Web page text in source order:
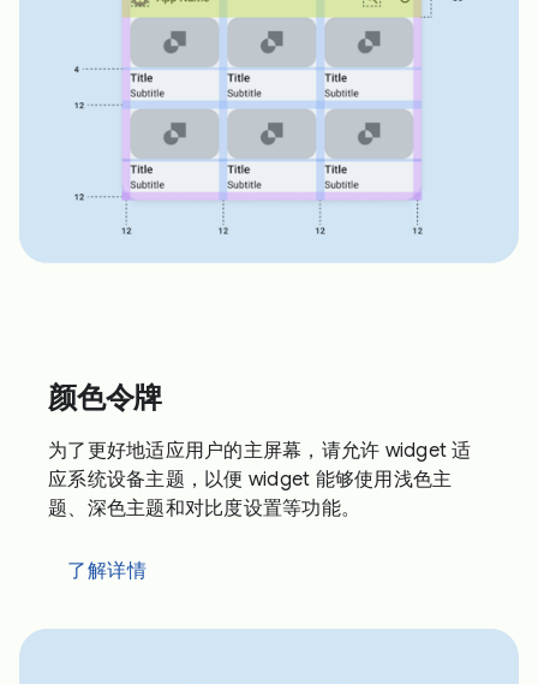
颜色令牌
为了更好地适应用户的主屏幕，请允许 widget 适
应系统设备主题，以便 widget 能够使用浅色主
题、深色主题和对比度设置等功能。
了解详情